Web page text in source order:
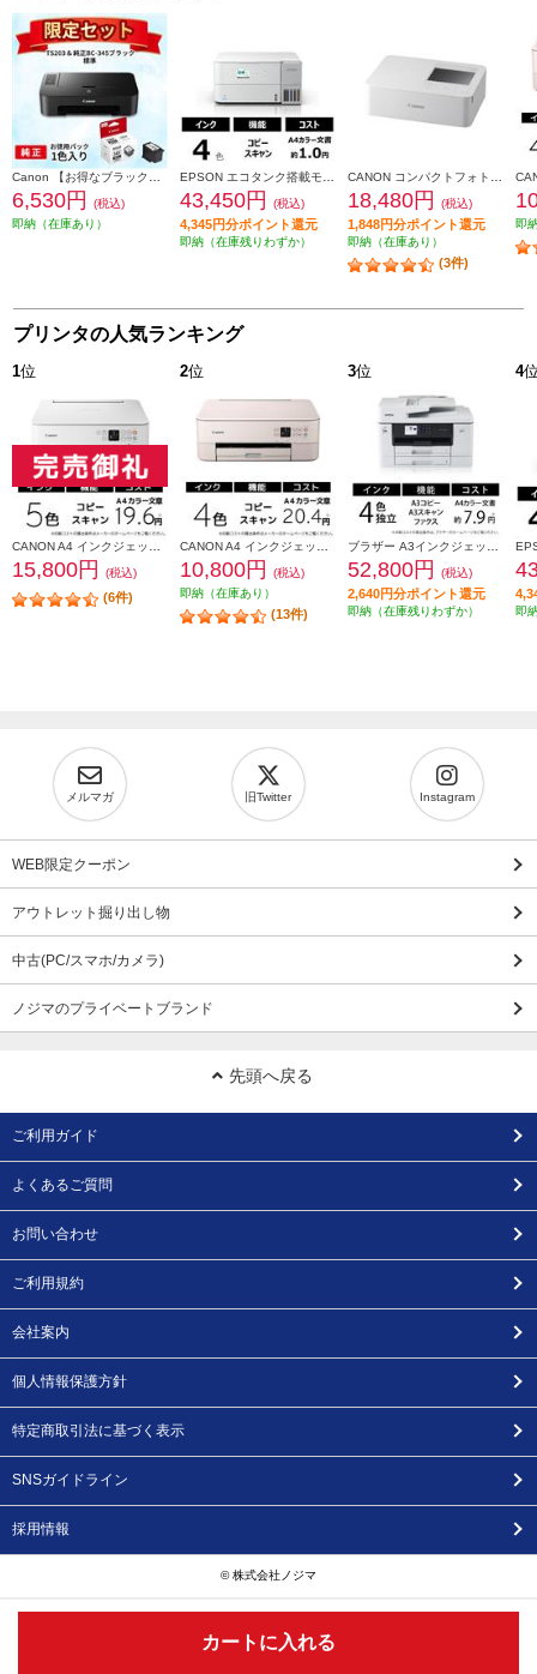
カートに入れる
6,530円
(税込)
即納（在庫あり）
43,450円 (税込)
4,345円分ポイント還元
即納（在庫残りわずか）
18,480円 (税込)
1,848円分ポイント還元
即納（在庫あり）
(3件)
即
プリンタの人気ランキング
1位
15,800円 (税込)
(6件)
2位
10,800円
(税込)
即納（在庫あり）
(13件)
3位
52,800円 (税込)
2,640円分ポイント還元
即納（在庫残りわずか）
4
即
メルマガ 旧Twitter Instagram
WEB限定クーポン
アウトレット掘り出し物
中古(PC/スマホ/カメラ)
ノジマのプライベートブランド
先頭へ戻る
ご利用ガイド
よくあるご質問
お問い合わせ
ご利用規約
会社案内
個人情報保護方針
特定商取引法に基づく表示
SNSガイドライン
採用情報
© 株式会社ノジマ